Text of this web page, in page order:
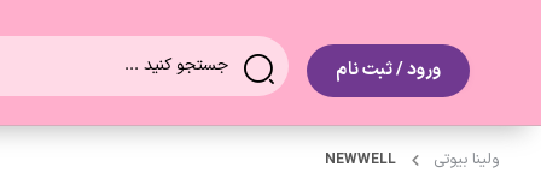
ورود / ثبت نام
ولینا بیوتی NEWWELL